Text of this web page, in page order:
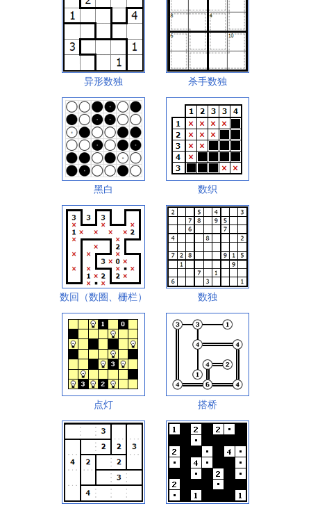
异形数独 杀手数独
黑白 数织
数回（数圈、栅栏） 数独
点灯 搭桥